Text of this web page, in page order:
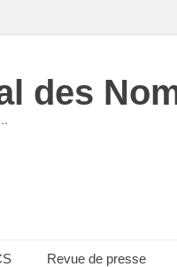
des
Revue de presse